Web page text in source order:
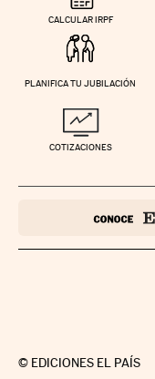
CALCULAR IRPF
PLANIFICA TU JUBILACIÓN
COTIZACIONES
© EDICIONES EL PAÍS